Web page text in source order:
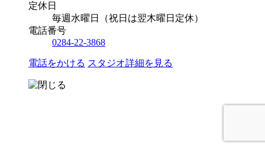
定休日
毎週水曜日（祝日は翌木曜日定休）
電話番号
0284-22-3868
電話をかける スタジオ詳細を見る